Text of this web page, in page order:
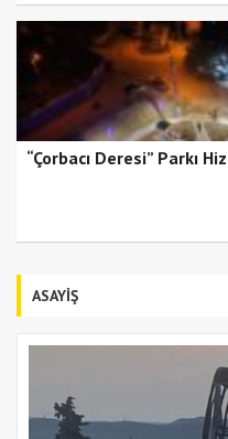
“Çorbacı Deresi” Parkı
ASAYİŞ